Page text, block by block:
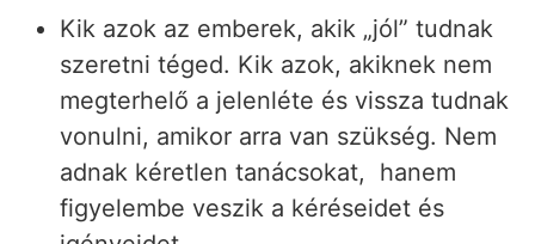
Kik azok az emberek, akik „jól” tudnak
szeretni téged. Kik azok, akiknek nem
megterhelő a jelenléte és vissza tudnak
vonulni, amikor arra van szükség. Nem
adnak kéretlen tanácsokat, hanem
figyelembe veszik a kéréseidet és